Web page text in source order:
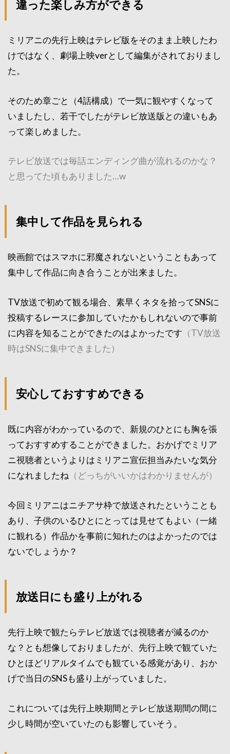
違った楽しみ方ができる
ミリアニの先行上映はテレビ版をそのまま上映したわ
けではなく、劇場上映verとして編集がされておりまし
た。
そのため章ごと（4話構成）で一気に観やすくなって
いましたし、若干でしたがテレビ放送版との違いもあ
って楽しめました。
テレビ放送では毎話エンディング曲が流れるのかな？
と思ってた頃もありました…w
集中して作品を見られる
映画館ではスマホに邪魔されないということもあって
集中して作品に向き合うことが出来ました。
TV放送で初めて観る場合、素早くネタを拾ってSNSに
投稿するレースに参加していたかもしれないので事前
に内容を知ることができたのはよかったです （TV放送
時はSNSに集中できました）
安心しておすすめできる
既に内容がわかっているので、新規のひとにも胸を張
っておすすめすることができました。おかげでミリア
ニ視聴者というよりはミリアニ宣伝担当みたいな気分
になれましたね （どっちがいいかはわかりませんが）
今回ミリアニはニチアサ枠で放送されたということも
あり、子供のいるひとにとっては見せてもよい（一緒
に観れる）作品かを事前に知れたのはよかったのでは
ないでしょうか？
放送日にも盛り上がれる
先行上映で観たらテレビ放送では視聴者が減るのか
な？とも想像しておりましたが、先行上映で観ていた
ひとほどリアルタイムでも観ている感覚があり、おか
げで当日のSNSも盛り上がっていました。
これについては先行上映期間とテレビ放送期間の間に
少し時間が空いていたのも影響していそう。